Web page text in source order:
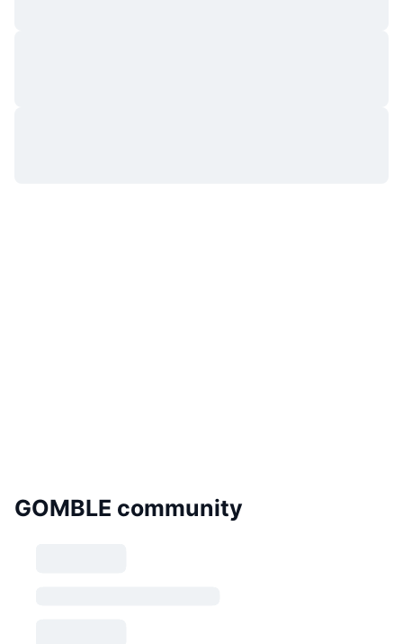
GOMBLE community